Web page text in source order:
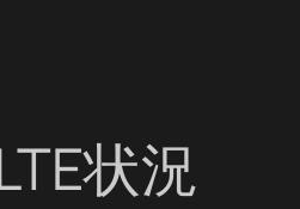
状況